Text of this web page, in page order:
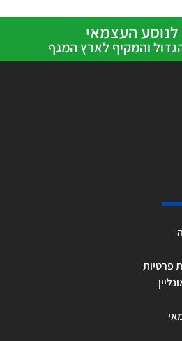
לנוסע העצמאי
והמקיף לארץ המגף
פרטיות